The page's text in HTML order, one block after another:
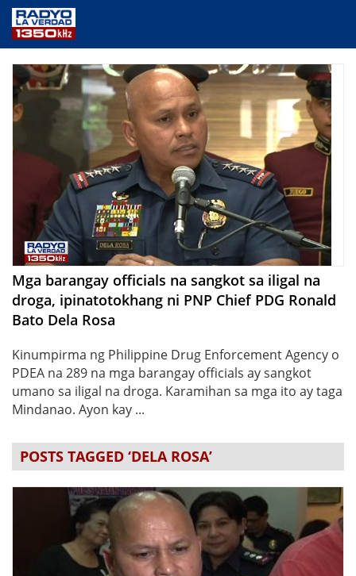
PUBLIC SERVICE
ANNOUNCEMENTS
PROGRAMS
ABOUT
CONTACT US
Mga barangay officials na sangkot sa iligal na
droga, ipinatotokhang ni PNP Chief PDG Ronald
Bato Dela Rosa
Kinumpirma ng Philippine Drug Enforcement Agency o
PDEA na 289 na mga barangay officials ay sangkot
umano sa iligal na droga. Karamihan sa mga ito ay taga
Mindanao. Ayon kay ...
POSTS TAGGED ‘DELA ROSA’